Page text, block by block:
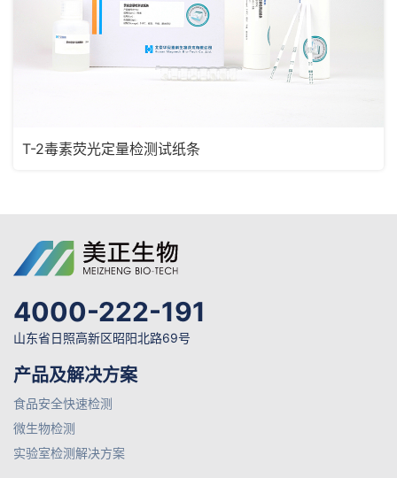
T-2毒素荧光定量检测试纸条
4000-222-191
山东省日照高新区昭阳北路69号
产品及解决方案
食品安全快速检测
微生物检测
实验室检测解决方案